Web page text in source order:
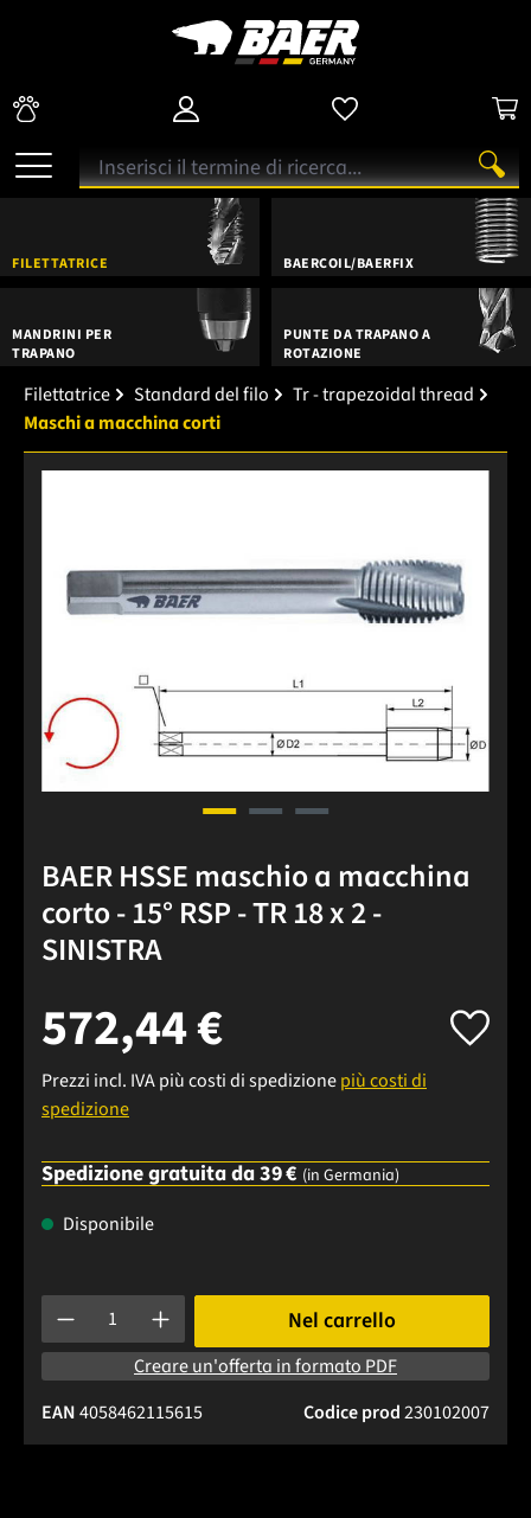
FILETTATRICE BAERCOIL/BAERFIX
MANDRINI PER
TRAPANO
PUNTE DA TRAPANO A
ROTAZIONE
Filettatrice Standard del filo
Tr - trapezoidal thread
Maschi a macchina corti
BAER HSSE maschio a macchina
corto - 15° RSP - TR 18 x 2 -
SINISTRA
572,44 €
Prezzi incl. IVA più costi di spedizionepiù costi di
spedizione
Spedizione gratuita da 39 € (in Germania)
Disponibile
Quantità del prodotto: inserisci la quantità desiderata o
Nel carrello
Creare un'offerta in formato PDF
Codice prod230102007
EAN4058462115615